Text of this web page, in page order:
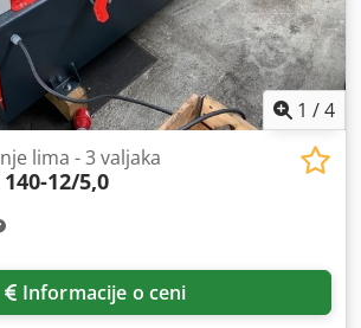
- Snažan pogonski motor, čak i pod
Cedpfjxaazlex Apnsha - Mobilni
u smeru kazaljke na satu i
kazaljke na satu
1 /4
lima - 3 valjaka
12/5,0
Informacije o ceni